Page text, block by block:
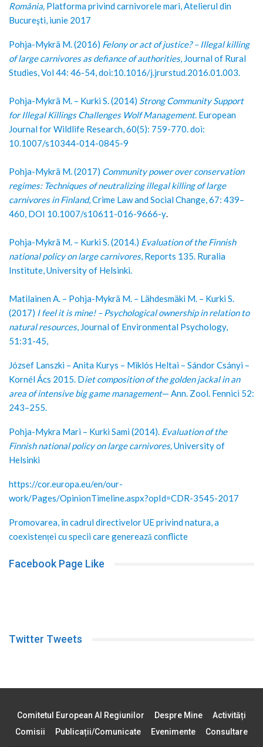
România, Platforma privind carnivorele mari, Atelierul din
Bucureşti, iunie 2017
Pohja-Mykrä M. (2016) Felony or act of justice? – Illegal killing
of large carnivores as defiance of authorities, Journal of Rural
Studies, Vol 44: 46-54, doi:10.1016/j.jrurstud.2016.01.003.
Pohja-Mykrä M. – Kurki S. (2014) Strong Community Support
for Illegal Killings Challenges Wolf Management. European
Journal for Wildlife Research, 60(5): 759-770. doi:
10.1007/s10344-014-0845-9
Pohja-Mykrä M. (2017) Community power over conservation
regimes: Techniques of neutralizing illegal killing of large
carnivores in Finland, Crime Law and Social Change,67: 439–
460, DOI 10.1007/s10611-016-9666-y.
Pohja-Mykrä M. – Kurki S. (2014.) Evaluation of the Finnish
national policy on large carnivores, Reports 135. Ruralia
Institute, University of Helsinki.
Matilainen A. – Pohja-Mykrä M. – Lähdesmäki M. – Kurki S.
(2017) I feel it is mine! – Psychological ownership in relation to
natural resources, Journal of Environmental Psychology,
51:31-45,
József Lanszki – Anita Kurys – Miklós Heltai – Sándor Csányi –
Kornél Ács 2015. Diet composition of the golden jackal in an
area of intensive big game management— Ann. Zool. Fennici 52:
243–255.
Pohja-Mykra Mari – Kurki Sami (2014). Evaluation of the
Finnish national policy on large carnivores,University of
Helsinki
https://cor.europa.eu/en/our-
work/Pages/OpinionTimeline.aspx?opId=CDR-3545-2017
Promovarea, în cadrul directivelor UE privind natura, a
coexistenței cu specii care generează conflicte
Facebook Page Like
Twitter Tweets
Comitetul European Al Regiunilor Despre Mine
Activități
Comisii
Publicații/comunicate Evenimente Consultare